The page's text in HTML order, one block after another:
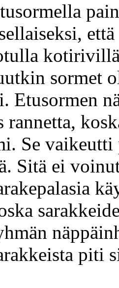
että
sormet
Etusormen
rannetta,
Se
Sitä ei
piti